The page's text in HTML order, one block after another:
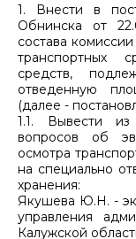
1. Внести в
Обнинска от
состава
транспортных
средств,
отведенную
(далее -
1.1. Вывести
вопросов об
осмотра
на специально
хранения:
Якушева Ю.Н. -
управления
Калужской